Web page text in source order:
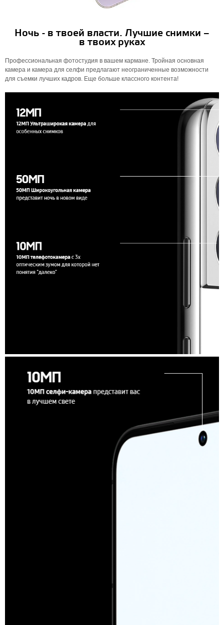
Ночь - в твоей власти. Лучшие снимки –
в твоих руках
Профессиональная фотостудия в вашем кармане. Тройная основная
камера и камера для селфи предлагают неограниченные возможности
для съемки лучших кадров. Еще больше классного контента!